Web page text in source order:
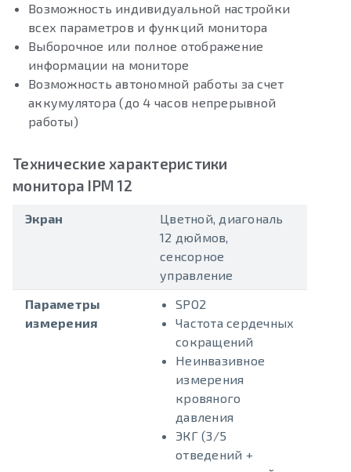
Возможность индивидуальной настройки
всех параметров и функций монитора
Выборочное или полное отображение
информации на мониторе
Возможность автономной работы за счет
аккумулятора (до 4 часов непрерывной
работы)
Технические характеристики
монитора IPM 12
Экран
Цветной, диагональ
12 дюймов,
сенсорное
управление
Параметры
измерения
SPO2
Частота сердечных
сокращений
Неинвазивное
измерения
кровяного
давления
ЭКГ (3/5
отведений +